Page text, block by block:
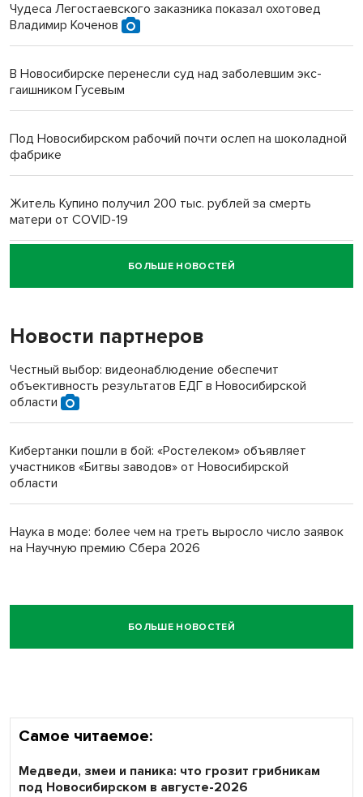
Чудеса Легостаевского заказника показал охотовед
Владимир Коченов
В Новосибирске перенесли суд над заболевшим экс-
гаишником Гусевым
Под Новосибирском рабочий почти ослеп на шоколадной
фабрике
Житель Купино получил 200 тыс. рублей за смерть
матери от COVID-19
Новосибирский суд наказал водителя за смерть
пенсионерки на вокзале
БОЛЬШЕ НОВОСТЕЙ
Новости партнеров
Честный выбор: видеонаблюдение обеспечит
объективность результатов ЕДГ в Новосибирской
области
Кибертанки пошли в бой: «Ростелеком» объявляет
участников «Битвы заводов» от Новосибирской
области
Наука в моде: более чем на треть выросло число заявок
на Научную премию Сбера 2026
БОЛЬШЕ НОВОСТЕЙ
Самое читаемое:
Медведи, змеи и паника: что грозит грибникам
под Новосибирском в августе-2026